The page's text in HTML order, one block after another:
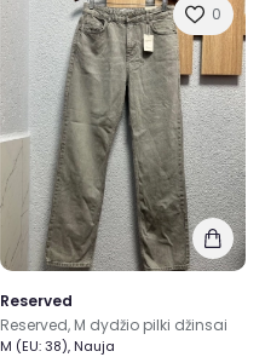
0
Reserved
Reserved, M dydžio pilki džinsai
M (EU: 38), Nauja